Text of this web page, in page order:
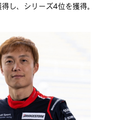
し、シリーズ4位を獲得。